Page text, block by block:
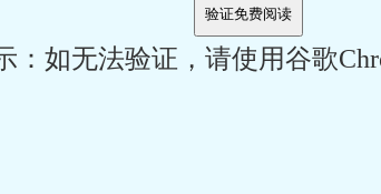
：如无法验证，请使用谷歌